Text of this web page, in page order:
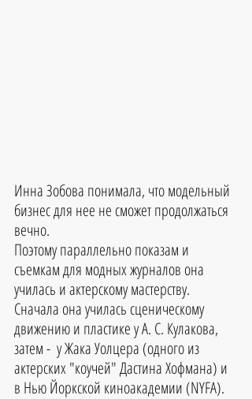
Инна Зобова понимала, что модельный
бизнес для нее не сможет продолжаться
вечно.
Поэтому параллельно показам и
съемкам для модных журналов она
училась и актерскому мастерству.
Сначала она училась сценическому
движению и пластике у А. С. Кулакова,
затем -  у Жака Уолцера (одного из
актерских "коучей" Дастина Хофмана) и
в Нью Йоркской киноакадемии (NYFA).